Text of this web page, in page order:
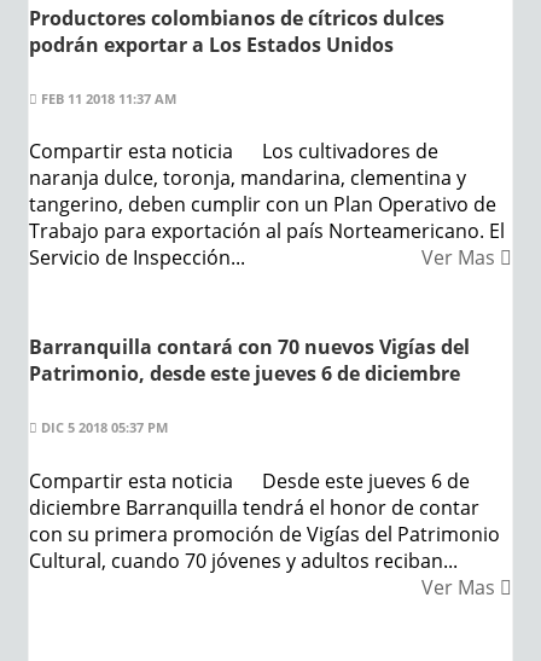
Productores colombianos de cítricos dulces
podrán exportar a Los Estados Unidos
FEB 11 2018 11:37 AM
Compartir esta noticia Los cultivadores de
naranja dulce, toronja, mandarina, clementina y
tangerino, deben cumplir con un Plan Operativo de
Trabajo para exportación al país Norteamericano. El
Servicio de Inspección...
Ver Mas
Barranquilla contará con 70 nuevos Vigías del
Patrimonio, desde este jueves 6 de diciembre
DIC 5 2018 05:37 PM
Compartir esta noticia Desde este jueves 6 de
diciembre Barranquilla tendrá el honor de contar
con su primera promoción de Vigías del Patrimonio
Cultural, cuando 70 jóvenes y adultos reciban...
Ver Mas